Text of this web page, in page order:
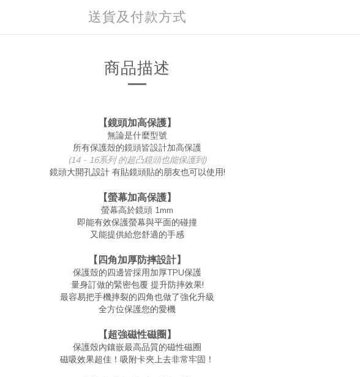
送貨及付款方式
商品描述
【鏡頭加高保護】
無論是什麼型號
所有保護殼的鏡頭皆設計加高保護
(14 - 16系列 的超凸鏡頭也能保護到)
鏡頭大開孔設計 有貼鏡頭貼的朋友也可以使用!
【螢幕加高保護】
螢幕高於鏡頭 1mm
即能有效保護螢幕與平面的碰撞
又能提供給您舒適的手感
【四角加厚防摔設計】
保護殼的四邊皆採用加厚TPU保護
量身訂做的緊密包覆 提升防摔效果!
最容易把手機摔裂的四角也做了強化升級
全方位保護您的愛機
【超強磁性磁圈】
保護殼內鑲嵌最高品質的磁性磁圈
磁吸效果超佳！吸附卡夾上去非常牢固！